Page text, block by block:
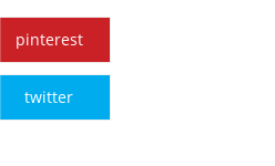
pinterest
twitter